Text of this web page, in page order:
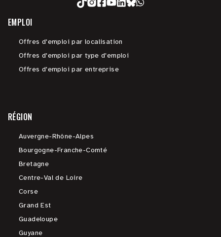
EMPLOI
Offres d'emploi par localisation
Offres d'emploi par type d'emploi
Offres d'emploi par entreprise
RÉGION
Auvergne-Rhône-Alpes
Bourgogne-Franche-Comté
Bretagne
Centre-Val de Loire
Corse
Grand Est
Guadeloupe
Guyane